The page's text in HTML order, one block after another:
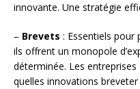
innovante. Une stratégie
– Brevets : Essentiels pour
ils offrent un monopole
déterminée. Les
quelles innovations